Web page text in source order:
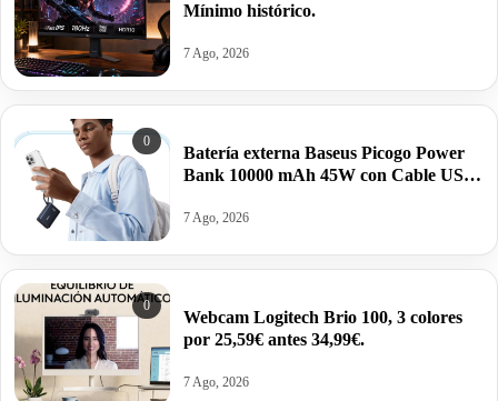
Mínimo histórico.
7 Ago, 2026
0
Batería externa Baseus Picogo Power
Bank 10000 mAh 45W con Cable USB-
7 Ago, 2026
0
Webcam Logitech Brio 100, 3 colores
por 25,59€ antes 34,99€.
7 Ago, 2026